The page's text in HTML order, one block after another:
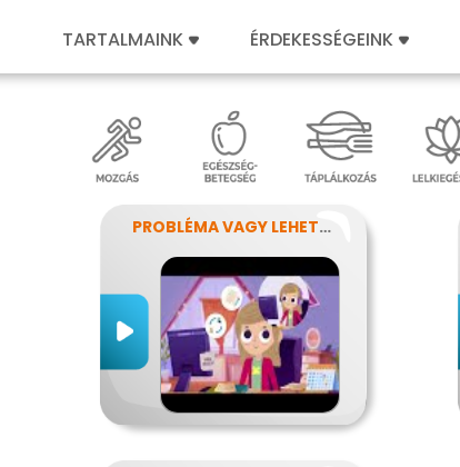
TARTALMAINK ÉRDEKESSÉGEINK
PROBLÉMA VAGY LEHETŐSÉG?